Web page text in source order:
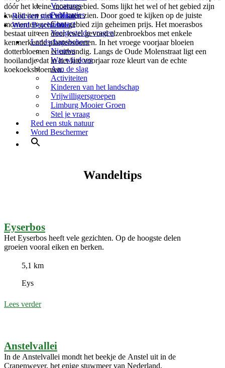
Red een stuk natuur
Word Beschermer
Vacatures
Publicaties
Contact
Veelgestelde vragen
Landschapsbeheer
Nieuws
Wat wij doen
Aan de slag
Activiteiten
Kinderen van het landschap
Vrijwilligersgroepen
Limburg Mooier Groen
Stel je vraag
Red een stuk natuur
Word Beschermer
dóór het kleine moerasgebied. Soms lijkt het wel of het gebied zijn
kwaliteiten niet wil laten zien. Door goed te kijken op de juiste
momenten geeft het gebied zijn geheimen prijs. Het moerasbos
bestaat uit een door kwel gevoed elzenbroekbos met enkele
kenmerkende plantensoorten. In het vroege voorjaar bloeien
dotterbloemen er uitbundig. Langs de Oude Molenstraat ligt een
hooilandje dat in het late voorjaar roze kleurt van de echte
koekoeksbloemen.
Wandeltips
Eyserbos
Het Eyserbos heeft vele gezichten. Op de hoogste delen
groeien vooral eiken en berken.
5,1 km
Eys
Lees verder
Anstelvallei
In de Anstelvallei mondt het beekje de Anstel uit in de
Cranenweyer, het enige stuwmeer van Nederland.